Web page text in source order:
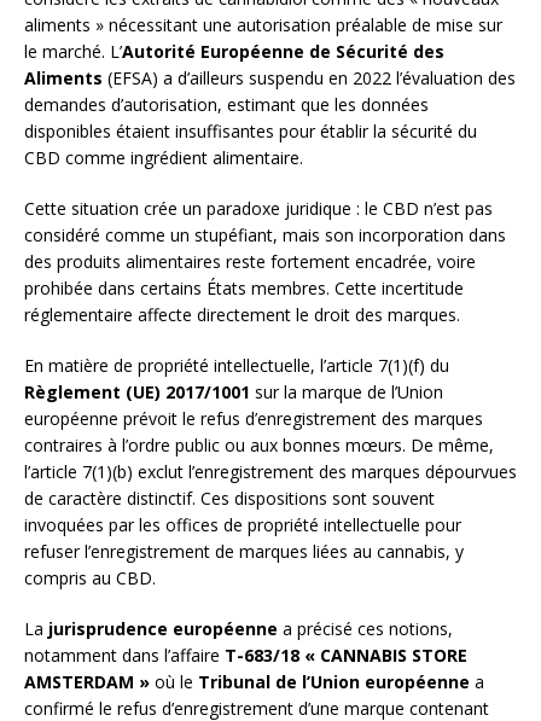
aliments » nécessitant une autorisation préalable de mise sur
le marché. L’Autorité Européenne de Sécurité des
Aliments (EFSA) a d’ailleurs suspendu en 2022 l’évaluation des
demandes d’autorisation, estimant que les données
disponibles étaient insuffisantes pour établir la sécurité du
CBD comme ingrédient alimentaire.
Cette situation crée un paradoxe juridique : le CBD n’est pas
considéré comme un stupéfiant, mais son incorporation dans
des produits alimentaires reste fortement encadrée, voire
prohibée dans certains États membres. Cette incertitude
réglementaire affecte directement le droit des marques.
En matière de propriété intellectuelle, l’article 7(1)(f) du
Règlement (UE) 2017/1001 sur la marque de l’Union
européenne prévoit le refus d’enregistrement des marques
contraires à l’ordre public ou aux bonnes mœurs. De même,
l’article 7(1)(b) exclut l’enregistrement des marques dépourvues
de caractère distinctif. Ces dispositions sont souvent
invoquées par les offices de propriété intellectuelle pour
refuser l’enregistrement de marques liées au cannabis, y
compris au CBD.
La jurisprudence européenne a précisé ces notions,
notamment dans l’affaire T-683/18 « CANNABIS STORE
AMSTERDAM » où le Tribunal de l’Union européenne a
confirmé le refus d’enregistrement d’une marque contenant